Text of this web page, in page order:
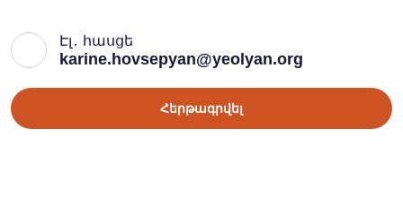
Էլ․ հասցե
karine.hovsepyan@yeolyan.org
Հերթագրվել